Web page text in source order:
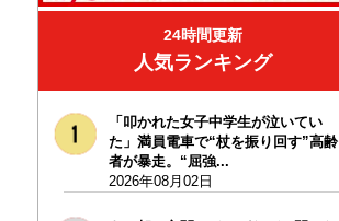
24時間更新
人気ランキング
「叩かれた女子中学生が泣いてい
た」満員電車で“杖を振り回す”高齢
者が暴走。“屈強...
2026年08月02日